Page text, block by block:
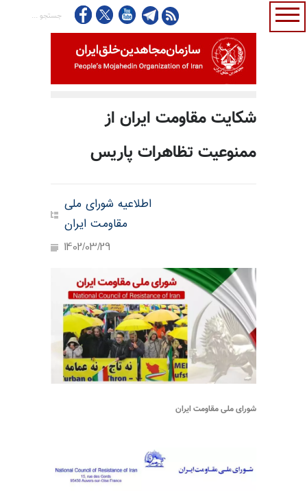
شکایت مقاومت ایران از
ممنوعیت تظاهرات پاریس
اطلاعیه شورای ملی
مقاومت ایران
1402/03/29
شورای ملی مقاومت ایران